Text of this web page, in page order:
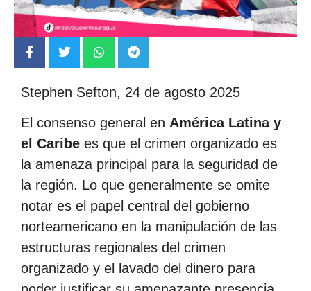
Stephen Sefton, 24 de agosto 2025
El consenso general en América Latina y
el Caribe es que el crimen organizado es
la amenaza principal para la seguridad de
la región. Lo que generalmente se omite
notar es el papel central del gobierno
norteamericano en la manipulación de las
estructuras regionales del crimen
organizado y el lavado del dinero para